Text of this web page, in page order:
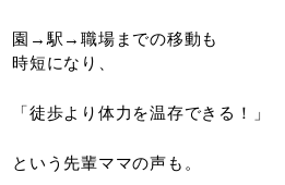
園→駅→職場までの移動も
時短になり、
「徒歩より体力を温存できる！」
という先輩ママの声も。